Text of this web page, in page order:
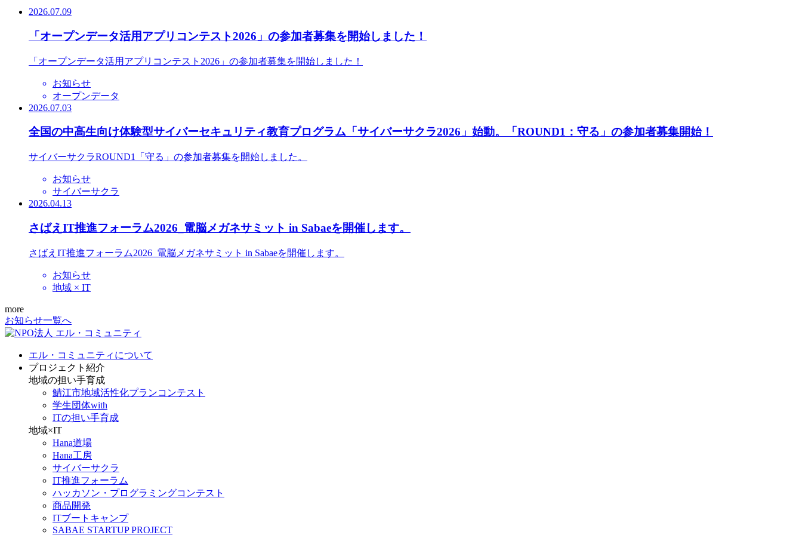
2026.07.09
「オープンデータ活用アプリコンテスト2026」の参加者募集を開始しました！
「オープンデータ活用アプリコンテスト2026」の参加者募集を開始しました！
お知らせ
オープンデータ
2026.07.03
全国の中高生向け体験型サイバーセキュリティ教育プログラム「サイバーサクラ2026」始動。「ROUND1：守る」の参加者募集開始！
サイバーサクラROUND1「守る」の参加者募集を開始しました。
お知らせ
サイバーサクラ
2026.04.13
さばえIT推進フォーラム2026_電脳メガネサミット in Sabaeを開催します。
さばえIT推進フォーラム2026_電脳メガネサミット in Sabaeを開催します。
お知らせ
地域 × IT
more
お知らせ一覧へ
エル・コミュニティについて
プロジェクト紹介
地域の担い手育成
鯖江市地域活性化プランコンテスト
学生団体with
ITの担い手育成
地域×IT
Hana道場
Hana工房
サイバーサクラ
IT推進フォーラム
ハッカソン・プログラミングコンテスト
商品開発
ITブートキャンプ
SABAE STARTUP PROJECT